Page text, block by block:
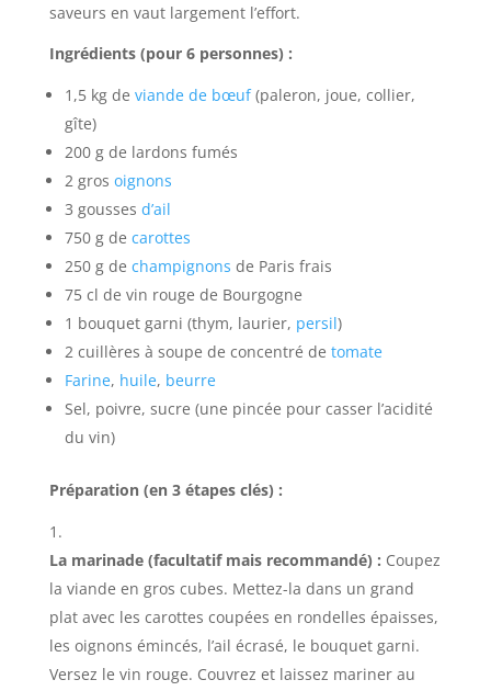
saveurs en vaut largement l’effort.
Ingrédients (pour 6 personnes) :
1,5 kg de viande de bœuf(paleron, joue, collier,
gîte)
200 g de lardons fumés
2 gros oignons
3 gousses d’ail
750 g de carottes
250 g de champignons de Paris frais
75 cl de vin rouge de Bourgogne
1 bouquet garni (thym, laurier, persil)
2 cuillères à soupe de concentré de tomate
Farine, huile, beurre
Sel, poivre, sucre (une pincée pour casser l’acidité
du vin)
Préparation (en 3 étapes clés) :
La marinade (facultatif mais recommandé) : Coupez
la viande en gros cubes. Mettez-la dans un grand
plat avec les carottes coupées en rondelles épaisses,
les oignons émincés, l’ail écrasé, le bouquet garni.
Versez le vin rouge. Couvrez et laissez mariner au